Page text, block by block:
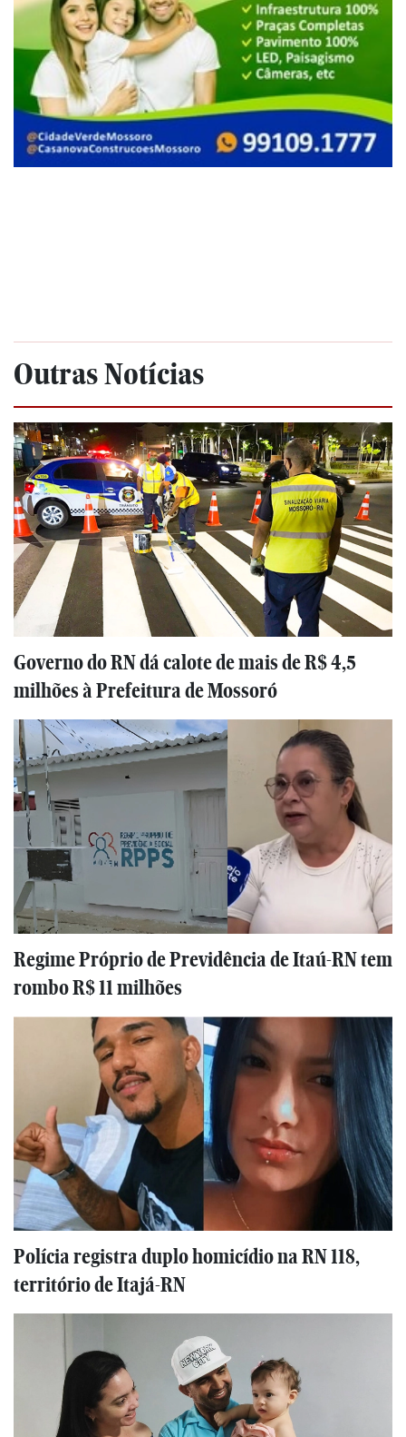
Outras Notícias
Governo do RN dá calote de mais de R$ 4,5
milhões à Prefeitura de Mossoró
Regime Próprio de Previdência de Itaú-RN tem
rombo R$ 11 milhões
Polícia registra duplo homicídio na RN 118,
território de Itajá-RN